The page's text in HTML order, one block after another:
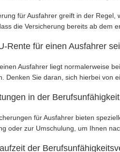
für Ausfahrer greift in der
die Versicherung bereits ab dem
Rente für einen Ausfahrer
Ausfahrer liegt normalerweise
Denken Sie daran, sich hierbei von
in der
für Ausfahrer bieten
oder zur Umschulung, um Ihnen
der